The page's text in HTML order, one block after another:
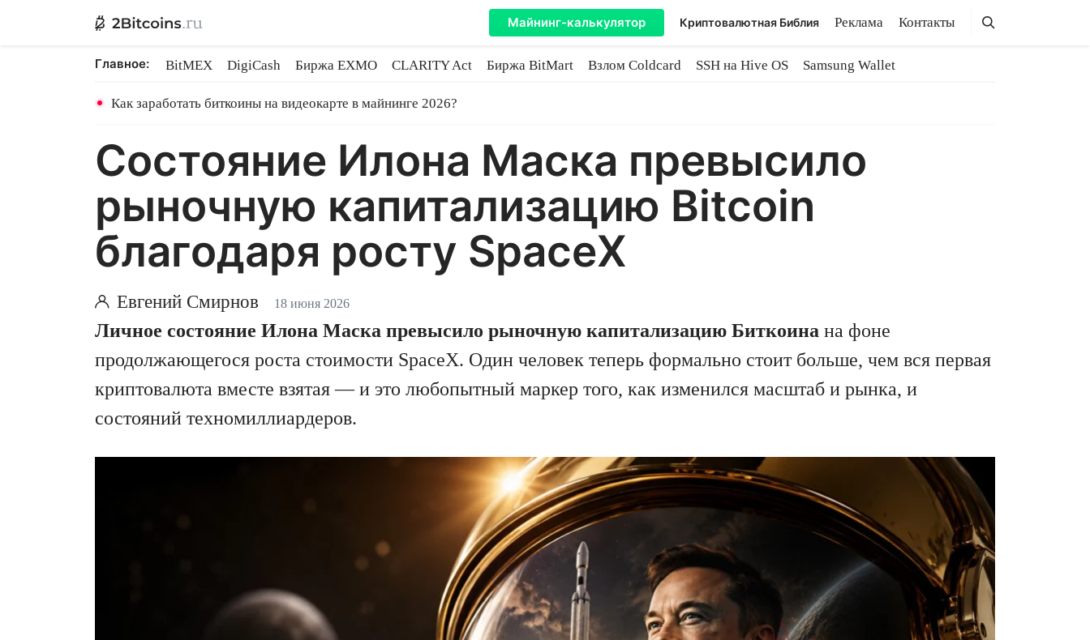
Майнинг-калькулятор Криптовалютная Библия Реклама Контакты Поиск
Поиск
Главное: BitMEX DigiCash Биржа EXMO CLARITY Act Биржа BitMart Взлом Coldcard SSH на Hive OS
Samsung Wallet
Как заработать биткоины на видеокарте в майнинге 2026?
Состояние Илона Маска превысило
рыночную капитализацию Bitcoin
благодаря росту SpaceX
Евгений Смирнов 18 июня 2026
Личное состояние Илона Маска превысило рыночную капитализацию Биткоина на фоне
продолжающегося роста стоимости SpaceX. Один человек теперь формально стоит больше, чем вся первая
криптовалюта вместе взятая — и это любопытный маркер того, как изменился масштаб и рынка, и
состояний техномиллиардеров.